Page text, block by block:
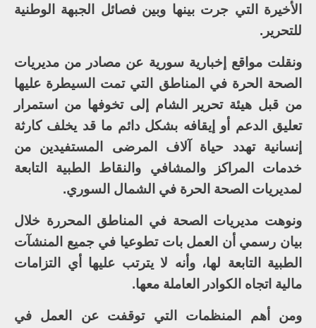
الأخيرة التي جرت بينها وبين فصائل الجبهة الوطنية
للتحرير.
ونقلت مواقع إخبارية سورية عن مصادر من مديريات
الصحة الحرة في المناطق التي تمت السيطرة عليها
من قبل هيئة تحرير الشام إلى تخوفها من استمرار
تعليق الدعم أو إيقافه بشكل دائم ما قد يخلف كارثة
إنسانية تهدد حياة آلاف المرضى المستفيدين من
خدمات المراكز والمشافي والنقاط الطبية التابعة
لمديريات الصحة الحرة في الشمال السوري.
ونوهت مديريات الصحة في المناطق المحررة خلال
بيان رسمي أن العمل بات تطوعيا في جميع المنشآت
الطبية التابعة لها، وأنه لا يترتب عليها أي التزامات
مالية اتجاه الكوادر العاملة معها.
ومن أهم المنظمات التي توقفت عن العمل في